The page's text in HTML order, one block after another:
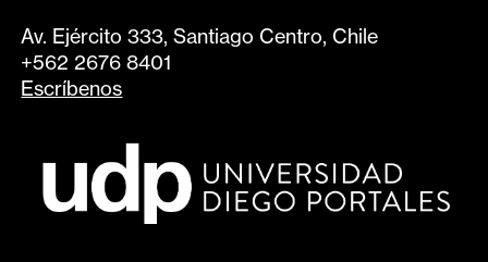
Av. Ejército 333, Santiago Centro, Chile
+562 2676 8401
Escríbenos